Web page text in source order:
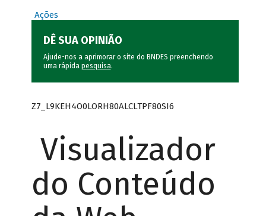
Ações
DÊ SUA OPINIÃO
Ajude-nos a aprimorar o site do BNDES preenchendo
uma rápida pesquisa.
Z7_L9KEH4O0LORH80ALCLTPF80SI6
Visualizador
do Conteúdo